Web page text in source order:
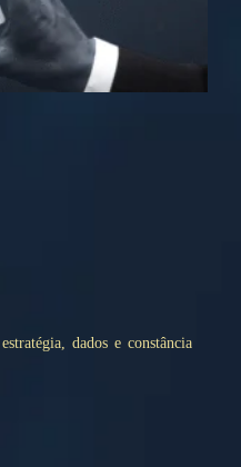
dados e constância